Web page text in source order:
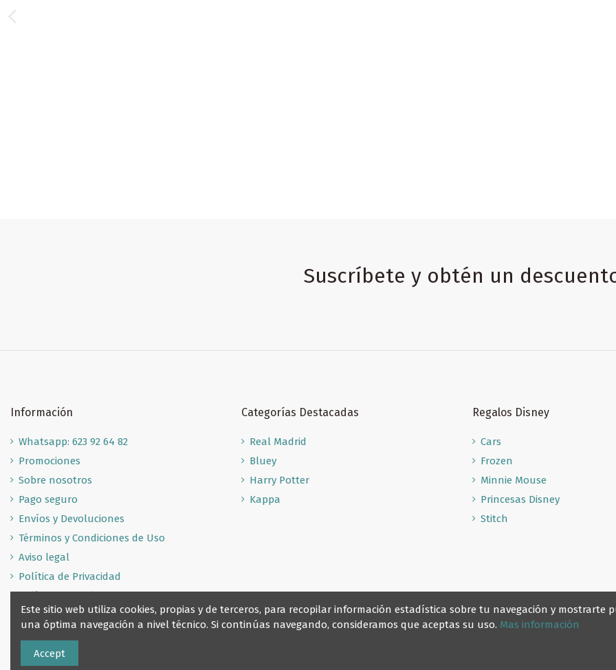
Suscríbete y obtén un
Información
Whatsapp: 623 92 64 82
Promociones
Sobre nosotros
Pago seguro
Envíos y Devoluciones
Términos y Condiciones de Uso
Aviso legal
Política de Privacidad
Política de Cookies
Categorías Destacadas
Real Madrid
Bluey
Harry Potter
Kappa
Regalos Disney
Cars
Frozen
Minnie Mouse
Princesas Disney
Stitch
Este sitio web utiliza cookies, propias y de terceros, para recopilar información estadística sobre tu navegación y
una óptima navegación a nivel técnico. Si continúas navegando, consideramos que aceptas su uso. Mas información
Accept